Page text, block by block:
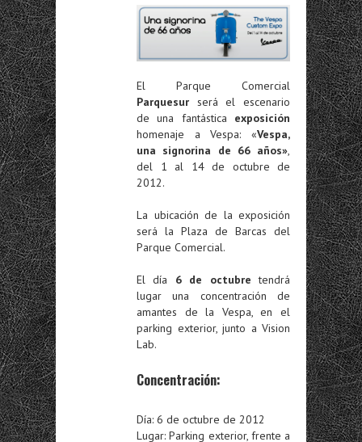
El Parque Comercial
Parquesur será el escenario
de una fantástica exposición
homenaje a Vespa: «Vespa,
una signorina de 66 años»,
del 1 al 14 de octubre de
2012.
La ubicación de la exposición
será la Plaza de Barcas del
Parque Comercial.
El día 6 de octubre tendrá
lugar una concentración de
amantes de la Vespa, en el
parking exterior, junto a Vision
Lab.
Concentración:
Día: 6 de octubre de 2012
Lugar: Parking exterior, frente a